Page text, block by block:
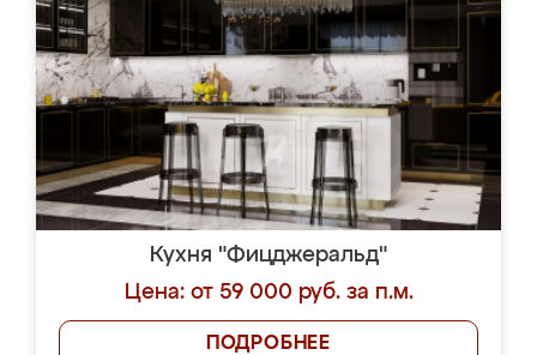
Кухня "Фицджеральд"
Цена: от 59 000 руб. за п.м.
ПОДРОБНЕЕ